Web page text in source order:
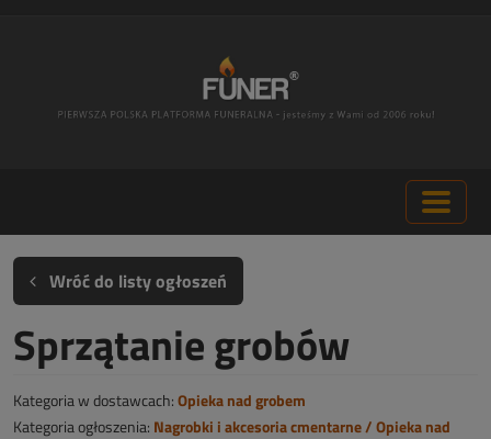
Wróć do listy ogłoszeń
Sprzątanie grobów
Kategoria w dostawcach:Opieka nad grobem
Kategoria ogłoszenia: Nagrobki i akcesoria cmentarne / Opieka nad